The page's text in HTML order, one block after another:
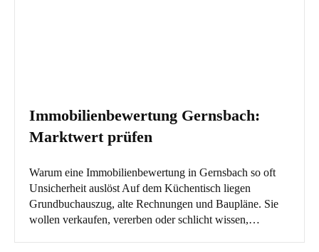
Immobilienbewertung Gernsbach:
Marktwert prüfen
Warum eine Immobilienbewertung in Gernsbach so oft
Unsicherheit auslöst Auf dem Küchentisch liegen
Grundbuchauszug, alte Rechnungen und Baupläne. Sie
wollen verkaufen, vererben oder schlicht wissen,…